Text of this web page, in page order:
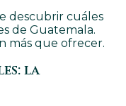
descubrir cuáles
de Guatemala.
más que ofrecer.
la